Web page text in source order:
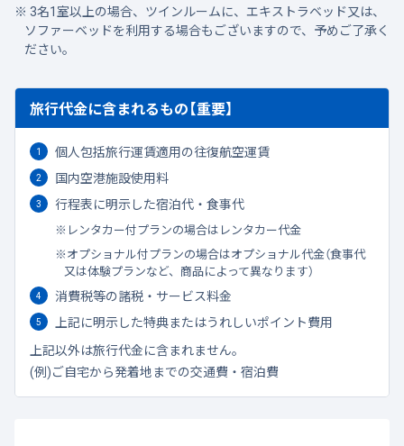
3名1室以上の場合、ツインルームに、エキストラベッド又は、
ソファーベッドを利用する場合もございますので、予めご了承く
ださい。
旅行代金に含まれるもの【重要】
個人包括旅行運賃適用の往復航空運賃
国内空港施設使用料
行程表に明示した宿泊代・食事代
レンタカー付プランの場合はレンタカー代金
オプショナル付プランの場合はオプショナル代金（食事代
又は体験プランなど、商品によって異なります）
消費税等の諸税・サービス料金
上記に明示した特典またはうれしいポイント費用
上記以外は旅行代金に含まれません。
(例)ご自宅から発着地までの交通費・宿泊費